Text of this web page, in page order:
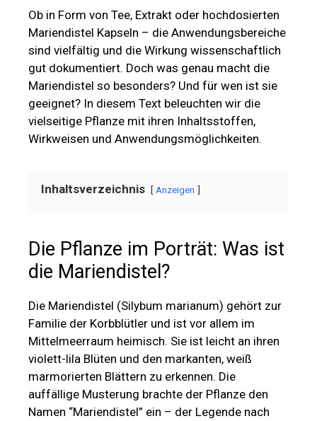
Ob in Form von Tee, Extrakt oder hochdosierten
Mariendistel Kapseln – die Anwendungsbereiche
sind vielfältig und die Wirkung wissenschaftlich
gut dokumentiert. Doch was genau macht die
Mariendistel so besonders? Und für wen ist sie
geeignet? In diesem Text beleuchten wir die
vielseitige Pflanze mit ihren Inhaltsstoffen,
Wirkweisen und Anwendungsmöglichkeiten.
Inhaltsverzeichnis Anzeigen
Die Pflanze im Porträt: Was ist
die Mariendistel?
Die Mariendistel (Silybum marianum) gehört zur
Familie der Korbblütler und ist vor allem im
Mittelmeerraum heimisch. Sie ist leicht an ihren
violett-lila Blüten und den markanten, weiß
marmorierten Blättern zu erkennen. Die
auffällige Musterung brachte der Pflanze den
Namen “Mariendistel” ein – der Legende nach